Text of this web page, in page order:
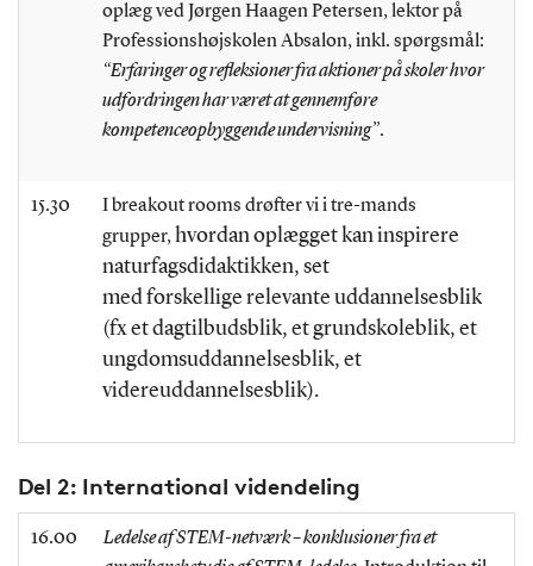
oplæg ved Jørgen Haagen Petersen, lektor på
Professionshøjskolen Absalon, inkl. spørgsmål:
“Erfaringer og refleksioner fra aktioner på skoler hvor
udfordringen har været at gennemføre
kompetenceopbyggende undervisning”.
15.30
I breakout rooms drøfter vi i tre-mands
grupper,hvordan oplægget kan inspirere
naturfagsdidaktikken, set
med forskellige relevante uddannelsesblik
(fx et dagtilbudsblik, et grundskoleblik, et
ungdomsuddannelsesblik, et
videreuddannelsesblik).
Del 2: International videndeling
16.00
Ledelse af STEM-netværk – konklusioner fra et